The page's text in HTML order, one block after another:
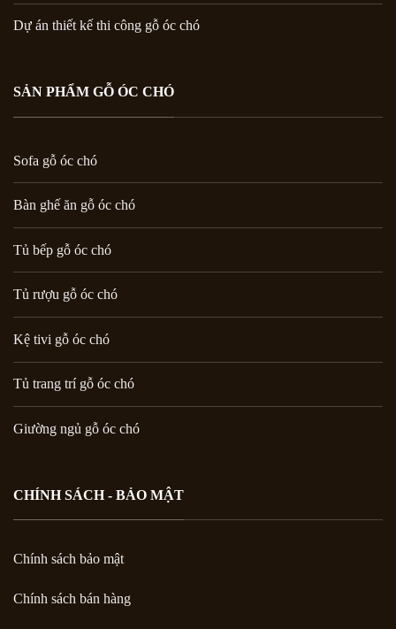
Dự án thiết kế thi công gỗ óc chó
SẢN PHẨM GỖ ÓC CHÓ
Sofa gỗ óc chó
Bàn ghế ăn gỗ óc chó
Tủ bếp gỗ óc chó
Tủ rượu gỗ óc chó
Kệ tivi gỗ óc chó
Tủ trang trí gỗ óc chó
Giường ngủ gỗ óc chó
CHÍNH SÁCH - BẢO MẬT
Chính sách bảo mật
Chính sách bán hàng